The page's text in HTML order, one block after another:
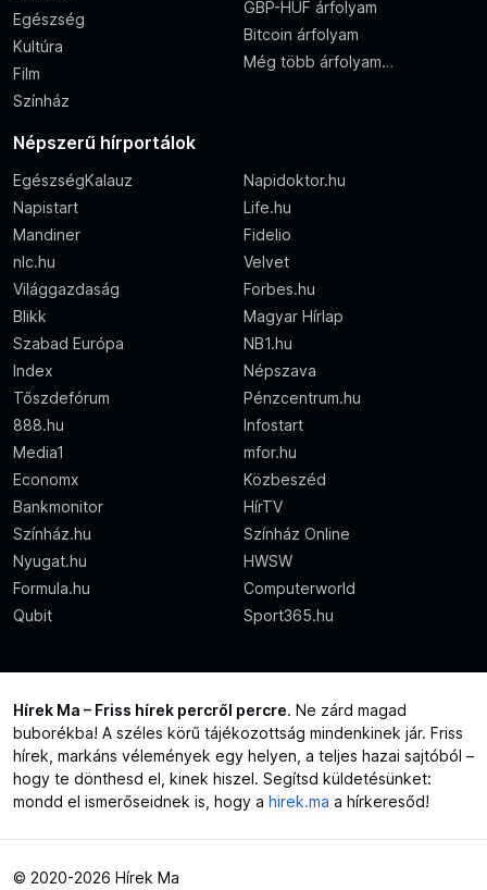
Egészség
Kultúra
Film
Színház
GBP-HUF árfolyam
Bitcoin árfolyam
Még több árfolyam…
Népszerű hírportálok
EgészségKalauz
Napidoktor.hu
Napistart
Life.hu
Mandiner
Fidelio
nlc.hu
Velvet
Világgazdaság
Forbes.hu
Blikk
Magyar Hírlap
Szabad Európa
NB1.hu
Index
Népszava
Tőszdefórum
Pénzcentrum.hu
888.hu
Infostart
Media1
mfor.hu
Economx
Közbeszéd
Bankmonitor
HírTV
Színház.hu
Színház Online
Nyugat.hu
HWSW
Formula.hu
Computerworld
Qubit
Sport365.hu
Hírek Ma – Friss hírek percről percre. Ne zárd magad
buborékba! A széles körű tájékozottság mindenkinek jár. Friss
hírek, markáns vélemények egy helyen, a teljes hazai sajtóból –
hogy te dönthesd el, kinek hiszel. Segítsd küldetésünket:
mondd el ismerőseidnek is, hogy a hirek.ma a hírkeresőd!
© 2020-2026 Hírek Ma